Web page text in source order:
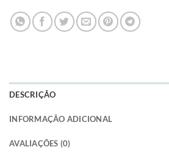
DESCRIÇÃO
INFORMAÇÃO ADICIONAL
AVALIAÇÕES (0)